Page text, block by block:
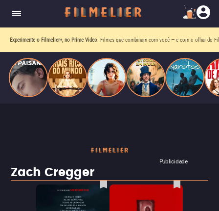
Experimente o Filmelier+, no Prime Video . Filmes que combinam com você — e com o olhar do
Publicidade
Zach Cregger
quando se apaixona por um de seus alvos.